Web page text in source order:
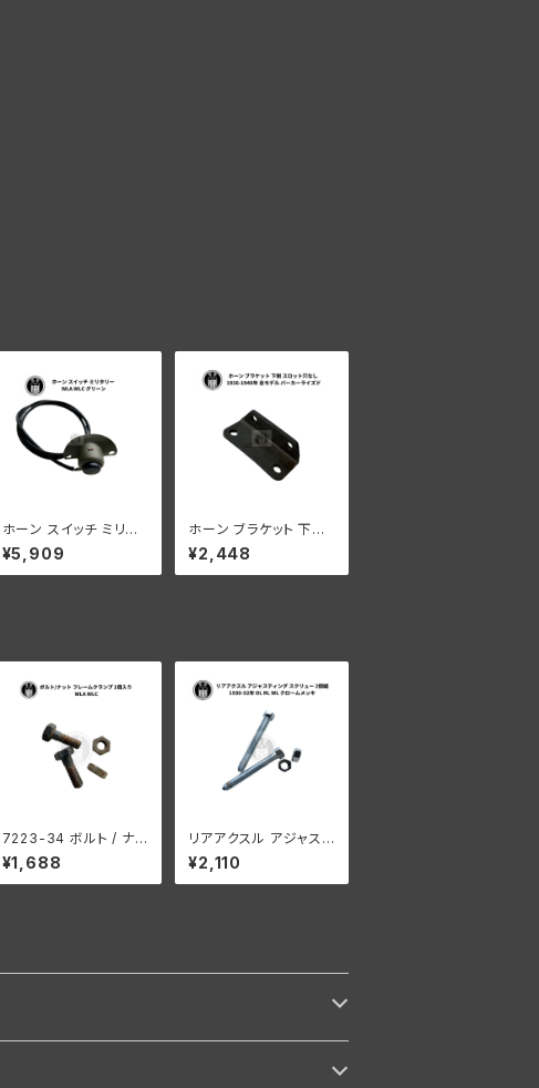
ホーン スイッチ ミリタ
リー ハーレーダビッドソ
ン WLA WLC グリーン
¥5,909
ホーン ブラケット 下側
スロット穴なし ハーレ
ーダビッドソン 1936-1
940年 全モデル パーカ
¥2,448
7223-34 ボルト / ナッ
ト フレームクランプ 2個
入り ハーレーダビッドソ
ン WLA WLC
¥1,688
リアアクスル アジャステ
ィング スクリュー ナット
付 2個組 ハーレーダビ
ッドソン 1930-52年 D
¥2,110